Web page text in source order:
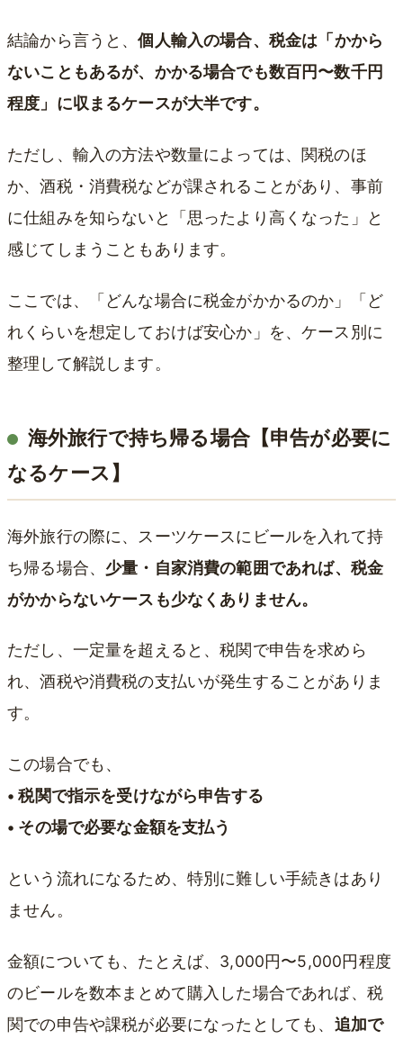
結論から言うと、個人輸入の場合、税金は「かから
ないこともあるが、かかる場合でも数百円〜数千円
程度」に収まるケースが大半です。
ただし、輸入の方法や数量によっては、関税のほ
か、酒税・消費税などが課されることがあり、事前
に仕組みを知らないと「思ったより高くなった」と
感じてしまうこともあります。
ここでは、「どんな場合に税金がかかるのか」「ど
れくらいを想定しておけば安心か」を、ケース別に
整理して解説します。
海外旅行で持ち帰る場合【申告が必要に
なるケース】
海外旅行の際に、スーツケースにビールを入れて持
ち帰る場合、 少量・自家消費の範囲であれば、税金
がかからないケースも少なくありません。
ただし、一定量を超えると、税関で申告を求めら
れ、酒税や消費税の支払いが発生することがありま
す。
この場合でも、
• 税関で指示を受けながら申告する
• その場で必要な金額を支払う
という流れになるため、特別に難しい手続きはあり
ません。
金額についても、たとえば、3,000円〜5,000円程度
のビールを数本まとめて購入した場合であれば、税
関での申告や課税が必要になったとしても、 追加で